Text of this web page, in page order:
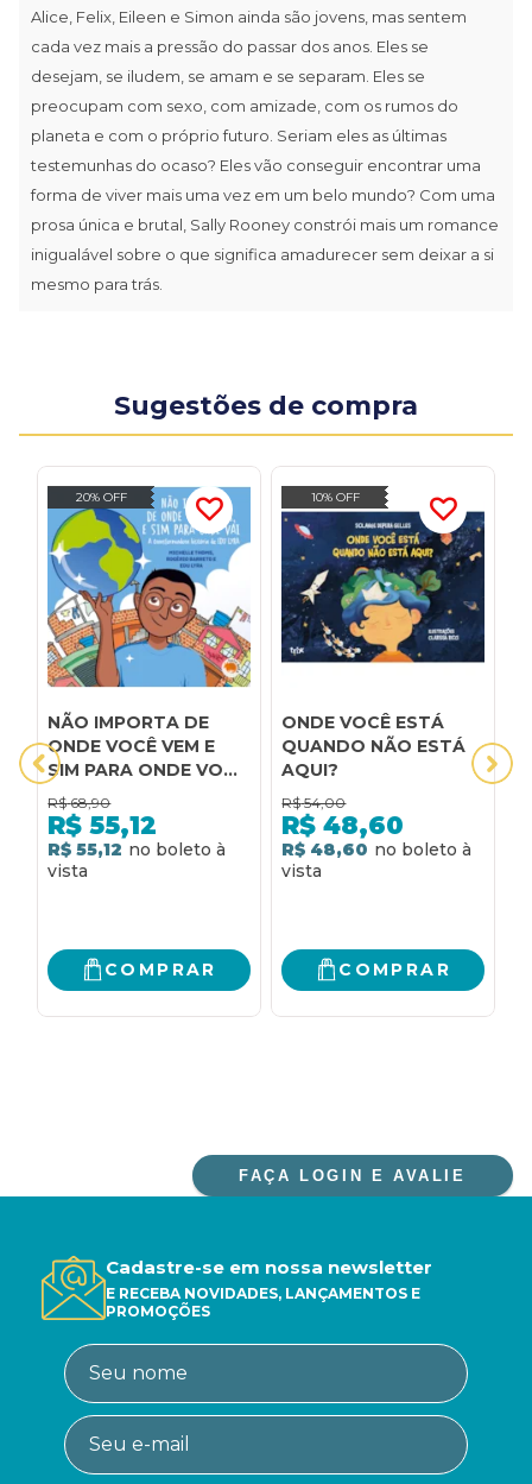
Alice, Felix, Eileen e Simon ainda são jovens, mas sentem
cada vez mais a pressão do passar dos anos. Eles se
desejam, se iludem, se amam e se separam. Eles se
preocupam com sexo, com amizade, com os rumos do
planeta e com o próprio futuro. Seriam eles as últimas
testemunhas do ocaso? Eles vão conseguir encontrar uma
forma de viver mais uma vez em um belo mundo? Com uma
prosa única e brutal, Sally Rooney constrói mais um romance
inigualável sobre o que significa amadurecer sem deixar a si
mesmo para trás.
Sugestões de compra
20% OFF
NÃO IMPORTA DE
ONDE VOCÊ VEM E
SIM PARA ONDE VOCÊ
VAI: A
TRANSFORMADORA
HISTÓRIA DE EDU
LYRA
R$ 68,90
R$ 55,12
R$ 55,12
COMPRAR
10% OFF
ONDE VOCÊ ESTÁ
QUANDO NÃO ESTÁ
AQUI?
R$ 54,00
R$ 48,60
R$ 48,60
COMPRAR
FAÇA LOGIN E AVALIE
Cadastre-se em nossa newsletter
E RECEBA NOVIDADES, LANÇAMENTOS E
PROMOÇÕES